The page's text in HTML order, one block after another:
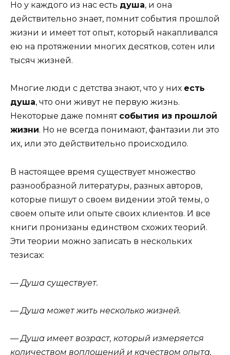
Но у каждого из нас есть душа, и она
действительно знает, помнит события прошлой
жизни и имеет тот опыт, который накапливался
ею на протяжении многих десятков, сотен или
тысяч жизней.
Многие люди с детства знают, что у них есть
душа, что они живут не первую жизнь.
Некоторые даже помнят события из прошлой
жизни. Но не всегда понимают, фантазии ли это
их, или это действительно происходило.
В настоящее время существует множество
разнообразной литературы, разных авторов,
которые пишут о своем видении этой темы, о
своем опыте или опыте своих клиентов. И все
книги пронизаны единством схожих теорий.
Эти теории можно записать в нескольких
тезисах:
— Душа существует.
— Душа может жить несколько жизней.
— Душа имеет возраст, который измеряется
количеством воплощений и качеством опыта,